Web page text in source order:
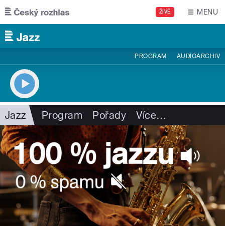
Přejít k hlavnímu obsahu
ŽIVĚ MENU
PROGRAM AUDIOARCHIV
Jazz Program Pořady Více…